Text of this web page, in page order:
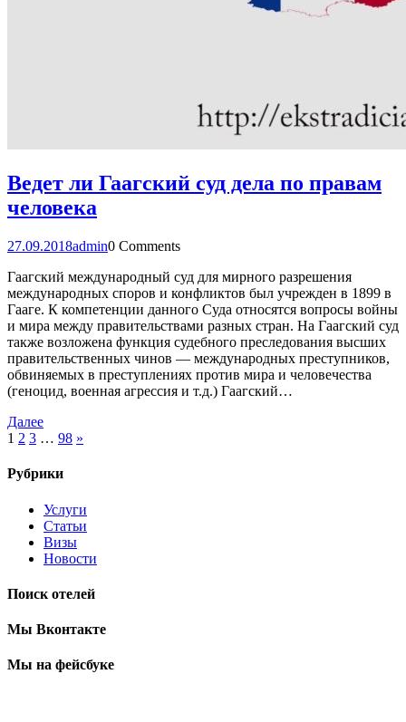
Ведет ли Гаагский суд дела по правам
человека
27.09.2018admin0 Comments
Гаагский международный суд для мирного разрешения
международных споров и конфликтов был учрежден в 1899 в
Гааге. К компетенции данного Суда относятся вопросы войны
и мира между правительствами разных стран. На Гаагский суд
также возложена функция судебного преследования высших
правительственных чинов — международных преступников,
обвиняемых в преступлениях против мира и человечества
(геноцид, военная агрессия и т.д.) Гаагский…
Далее
1 2 3 … 98 »
Рубрики
Услуги
Статьи
Визы
Новости
Поиск отелей
Мы Вконтакте
Мы на фейсбуке